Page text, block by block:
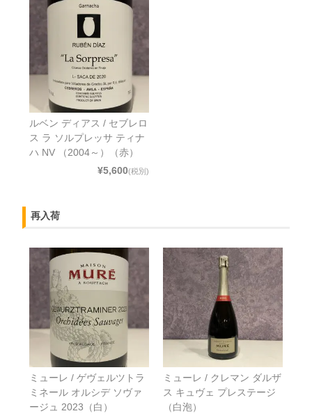
ルベン ディアス / セブレロ
ス ラ ソルプレッサ ティナ
ハ NV （2004～）（赤）
¥5,600(税別)
再入荷
ミューレ / ゲヴェルツトラ
ミネール オルシデ ソヴァ
ージュ 2023（白）
ミューレ / クレマン ダルザ
ス キュヴェ プレステージ
（白泡）